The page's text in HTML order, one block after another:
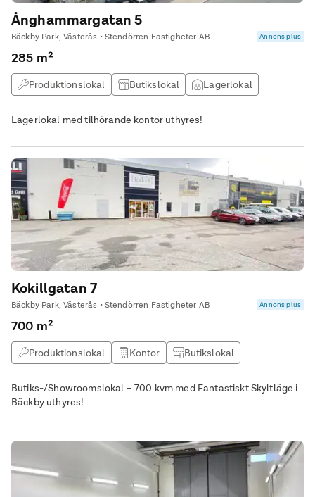
Ånghammargatan 5
Bäckby Park, Västerås • Stendörren Fastigheter AB Annons plus
285 m²
Produktionslokal Butikslokal
Lagerlokal
Lagerlokal med tilhörande kontor uthyres!
Kokillgatan 7
Bäckby Park, Västerås • Stendörren Fastigheter AB Annons plus
700 m²
Produktionslokal Kontor
Butikslokal
Butiks-/Showroomslokal – 700 kvm med Fantastiskt Skyltläge i
Bäckby uthyres!